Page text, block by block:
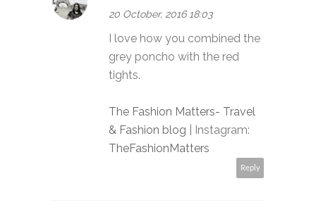
20 October, 2016 18:03
I love how you combined the
grey poncho with the red
tights.
The Fashion Matters- Travel
& Fashion blog | Instagram:
TheFashionMatters
Reply